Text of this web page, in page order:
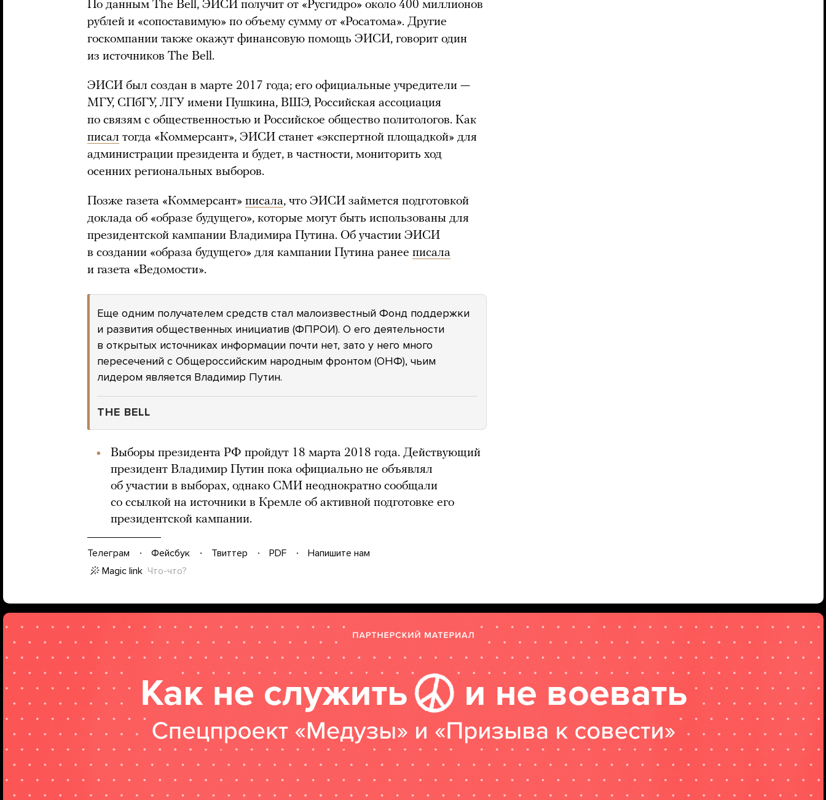
По данным The Bell, ЭИСИ получит от «Русгидро» около 400 миллионов
рублей и «сопоставимую» по объему сумму от «Росатома». Другие
госкомпании также окажут финансовую помощь ЭИСИ, говорит один
из источников The Bell.
ЭИСИ был создан в марте 2017 года; его официальные учредители —
МГУ, СПбГУ, ЛГУ имени Пушкина, ВШЭ, Российская ассоциация
по связям с общественностью и Российское общество политологов. Как
писал тогда «Коммерсант», ЭИСИ станет «экспертной площадкой» для
администрации президента и будет, в частности, мониторить ход
осенних региональных выборов.
Позже газета «Коммерсант» писала, что ЭИСИ займется подготовкой
доклада об «образе будущего», которые могут быть использованы для
президентской кампании Владимира Путина. Об участии ЭИСИ
в создании «образа будущего» для кампании Путина ранее писала
и газета «Ведомости».
Еще одним получателем средств стал малоизвестный Фонд поддержки
и развития общественных инициатив (ФПРОИ). О его деятельности
в открытых источниках информации почти нет, зато у него много
пересечений с Общероссийским народным фронтом (ОНФ), чьим
лидером является Владимир Путин.
THE BELL
Выборы президента РФ пройдут 18 марта 2018 года. Действующий
президент Владимир Путин пока официально не объявлял
об участии в выборах, однако СМИ неоднократно сообщали
со ссылкой на источники в Кремле об активной подготовке его
президентской кампании.
Телеграм Фейсбук Твиттер PDF
Напишите нам
Magic link Что-что?